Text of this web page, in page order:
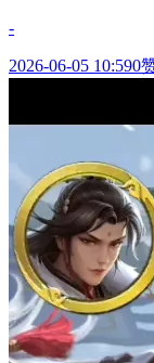
-
2026-06-05 10:590